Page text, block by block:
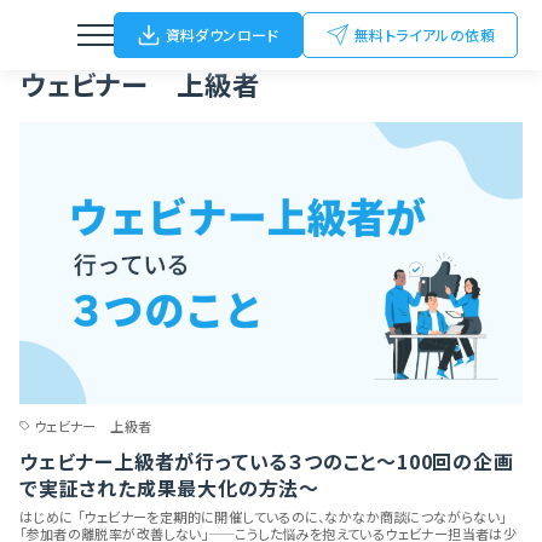
ウェビナー
動画配信
オンライン/ハイブリットイベント
オフラインイベント
FC加盟店開拓
資料ダウンロード 無料トライアルの依頼
ブログ ウェビナー 上級者
ウェビナー 上級者
ウェビナー 上級者
ウェビナー上級者が行っている３つのこと〜100回の企画
で実証された成果最大化の方法〜
はじめに 「ウェビナーを定期的に開催しているのに、なかなか商談につながらない」
「参加者の離脱率が改善しない」——こうした悩みを抱えているウェビナー担当者は少